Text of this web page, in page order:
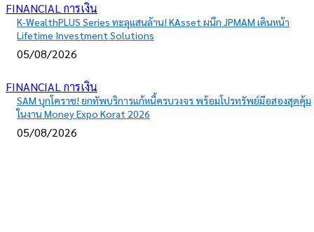
FINANCIAL การเงิน
K-WealthPLUS Series ทะลุแสนล้าน! KAsset ผนึก JPMAM เดินหน้า
Lifetime Investment Solutions
05/08/2026
FINANCIAL การเงิน
SAM บุกโคราช! ยกทัพบริการแก้หนี้ครบวงจร พร้อมโปรทรัพย์มือสองสุดคุ้ม
ในงาน Money Expo Korat 2026
05/08/2026